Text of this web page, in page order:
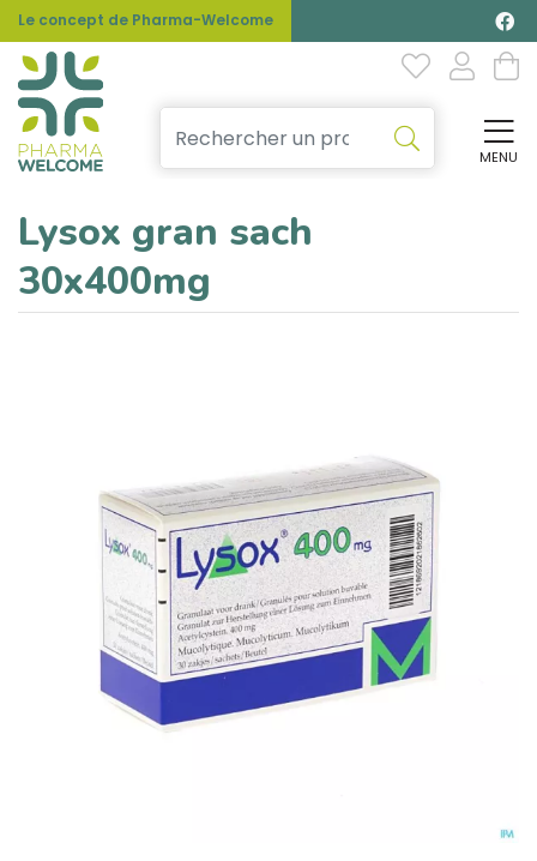
Le concept de Pharma-Welcome
MENU
Lysox gran sach
30x400mg